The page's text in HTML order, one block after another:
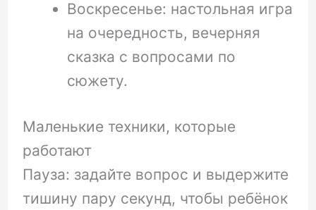
Воскресенье: настольная игра
на очередность, вечерняя
сказка с вопросами по
сюжету.
Маленькие техники, которые
работают
Пауза: задайте вопрос и выдержите
тишину пару секунд, чтобы ребёнок